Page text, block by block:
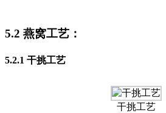
5.2 燕窝工艺：
5.2.1 干挑工艺
干挑工艺